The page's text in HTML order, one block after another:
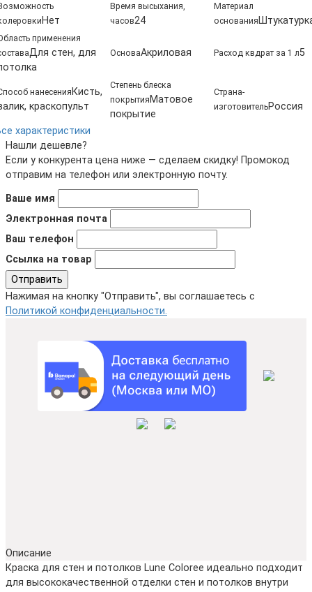
Нет
Время высыхания,
часов24
Материал
основания
применения
Для стен, для
ОсноваАкриловая Расход квдрат за 1 л5
нанесения Кисть,
краскопульт
Степень блеска
покрытия Матовое
покрытие
Страна-
изготовительРоссия
характеристики
Нашли дешевле?
Если у конкурента цена ниже — сделаем скидку! Промокод
отправим на телефон или электронную почту.
Ваше имя
Электронная почта
Ваш телефон
Ссылка на товар
Отправить
Нажимая на кнопку "Отправить", вы соглашаетесь с
Политикой конфиденциальности.
Описание
Краска для стен и потолков Lune Coloree идеально подходит
для высококачественной отделки стен и потолков внутри